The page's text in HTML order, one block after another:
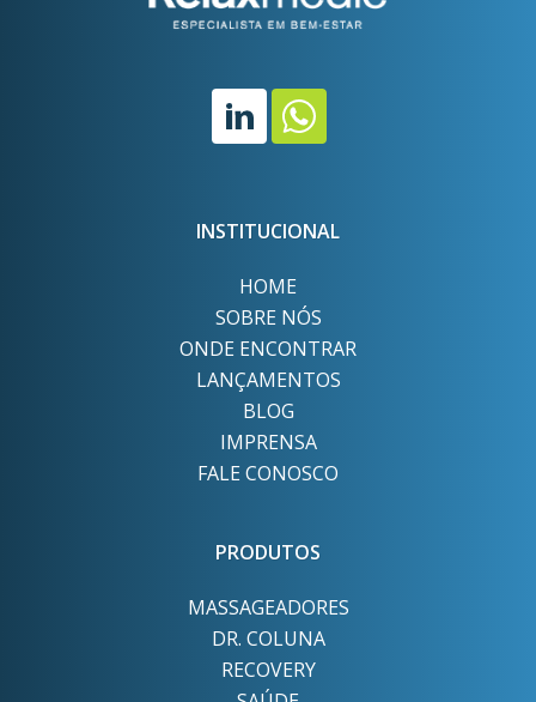
INSTITUCIONAL
HOME
SOBRE NÓS
ONDE ENCONTRAR
LANÇAMENTOS
BLOG
IMPRENSA
FALE CONOSCO
PRODUTOS
MASSAGEADORES
DR. COLUNA
RECOVERY